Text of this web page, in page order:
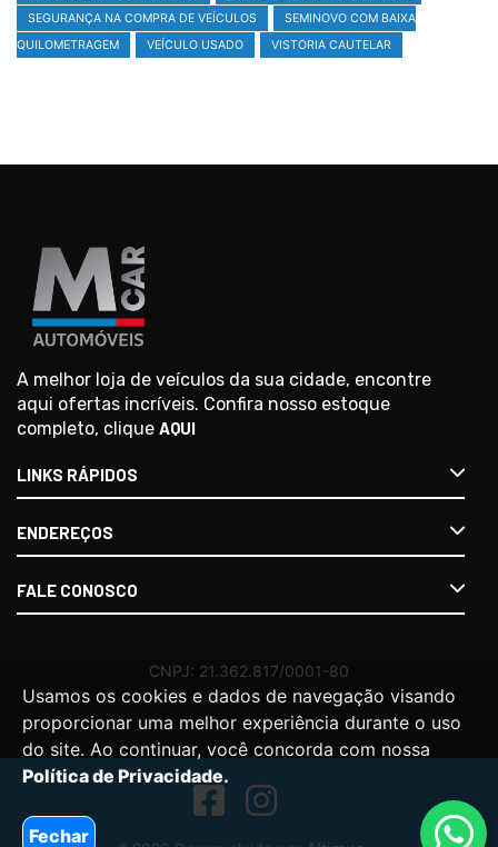
Usamos os cookies e dados de navegação visando
proporcionar uma melhor experiência durante o uso
do site. Ao continuar, você concorda com nossa
Política de Privacidade.
Fechar
SEGURANÇA NA COMPRA DE VEÍCULOS
SEMINOVO COM BAIXA
QUILOMETRAGEM
VEÍCULO USADO VISTORIA CAUTELAR
A melhor loja de veículos da sua cidade, encontre
aqui ofertas incríveis. Confira nosso estoque
completo, clique AQUI
LINKS RÁPIDOS
ENDEREÇOS
FALE CONOSCO